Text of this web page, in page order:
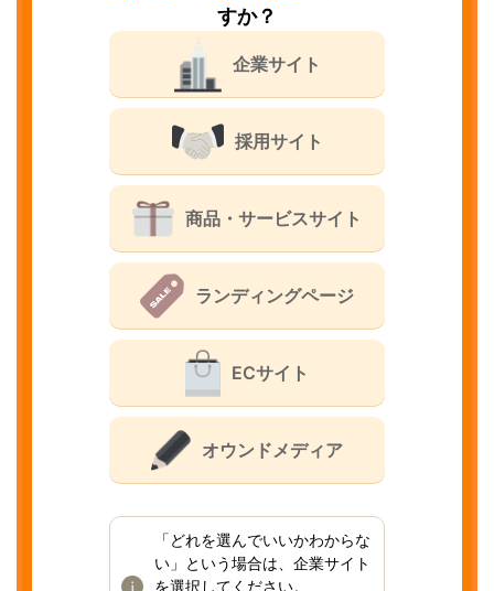
すか？
企業サイト
採用サイト
商品・サービスサイト
ランディングページ
ECサイト
オウンドメディア
「どれを選んでいいかわからな
い」という場合は、企業サイト
を選択してください。